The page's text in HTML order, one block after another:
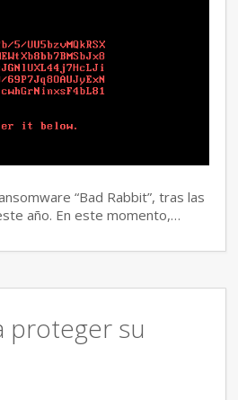
“Bad Rabbit”, tras las
año. En este momento,…
proteger su